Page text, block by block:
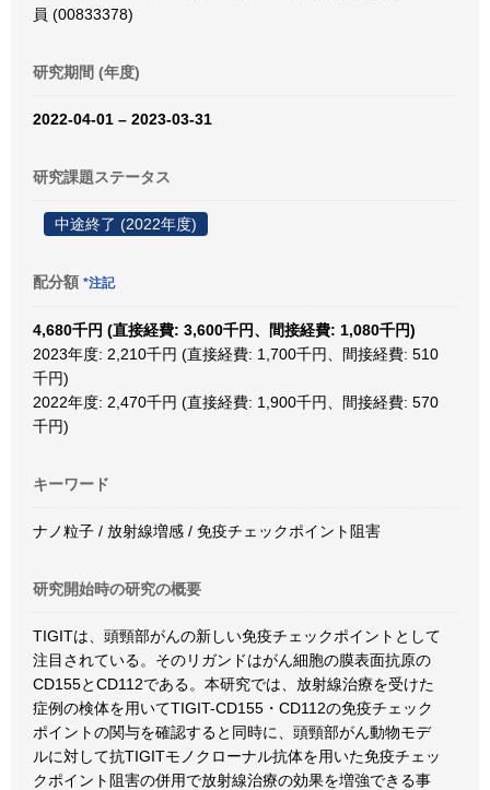
員 (00833378)
研究期間 (年度)
2022-04-01 – 2023-03-31
研究課題ステータス
中途終了 (2022年度)
配分額 *注記
4,680千円 (直接経費: 3,600千円、間接経費: 1,080千円)
2023年度: 2,210千円 (直接経費: 1,700千円、間接経費: 510
千円)
2022年度: 2,470千円 (直接経費: 1,900千円、間接経費: 570
千円)
キーワード
ナノ粒子 / 放射線増感 / 免疫チェックポイント阻害
研究開始時の研究の概要
TIGITは、頭頸部がんの新しい免疫チェックポイントとして
注目されている。そのリガンドはがん細胞の膜表面抗原の
CD155とCD112である。本研究では、放射線治療を受けた
症例の検体を用いてTIGIT-CD155・CD112の免疫チェック
ポイントの関与を確認すると同時に、頭頸部がん動物モデ
ルに対して抗TIGITモノクローナル抗体を用いた免疫チェッ
クポイント阻害の併用で放射線治療の効果を増強できる事